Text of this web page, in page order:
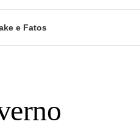
e Fatos